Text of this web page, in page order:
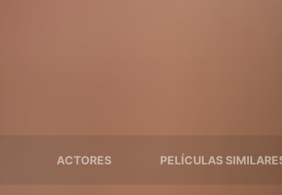
ACTORES PELÍCULAS